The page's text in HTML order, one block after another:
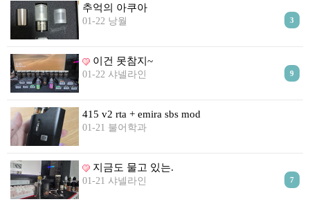
업체게시판
모더게시판
제휴업체
트레이드
구매
거래후기
즐겨찾기
추억의 아쿠아
01-22 낭월 3
이건 못참지~
01-22 샤넬라인 9
415 v2 rta + emira sbs mod
01-21 불어학과
지금도 물고 있는.
01-21 샤넬라인 7